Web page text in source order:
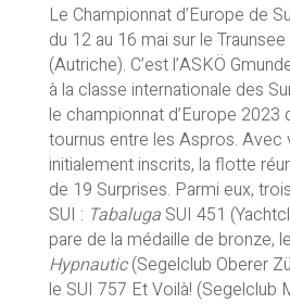
Le Championnat d’Europe de
du 12 au 16 mai sur le
(Autriche). C’est l’ASKÖ
à la classe internationale des
le championnat d’Europe 2023
tournus entre les Aspros. Avec
initialement inscrits, la flotte
de 19 Surprises. Parmi eux,
SUI : TabalugaSUI 451
pare de la médaille de bronze,
Hypnautic(Segelclub Oberer
le SUI 757 Et Voilà! (Segelclub